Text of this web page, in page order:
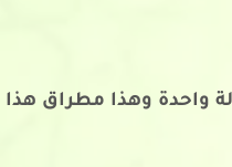
وهذا مطراق هذا